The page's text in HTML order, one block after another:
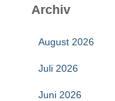
Archiv
August 2026
Juli 2026
Juni 2026